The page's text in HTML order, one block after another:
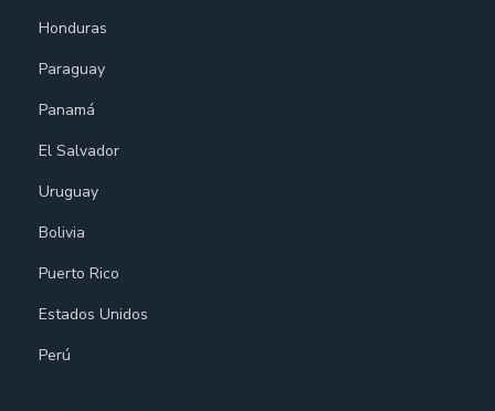
Honduras
Paraguay
Panamá
El Salvador
Uruguay
Bolivia
Puerto Rico
Estados Unidos
Perú